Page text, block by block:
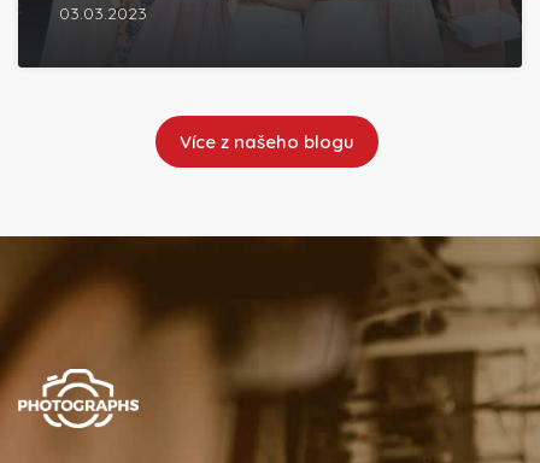
03.03.2023
Více z našeho blogu